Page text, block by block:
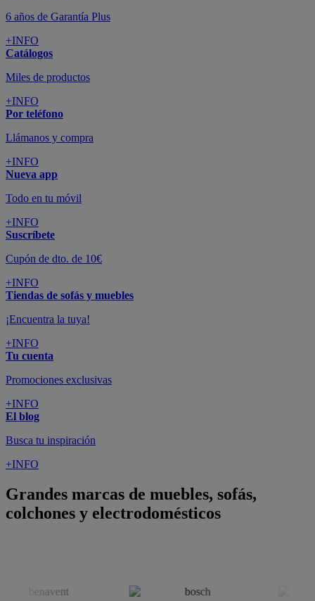
6 años de Garantía Plus
+INFO
Catálogos
Miles de productos
+INFO
Por teléfono
Llámanos y compra
+INFO
Nueva app
Todo en tu móvil
+INFO
Suscríbete
Cupón de dto. de 10€
+INFO
Tiendas de sofás y muebles
¡Encuentra la tuya!
+INFO
Tu cuenta
Promociones exclusivas
+INFO
El blog
Busca tu inspiración
+INFO
Grandes marcas de muebles, sofás,
colchones y electrodomésticos